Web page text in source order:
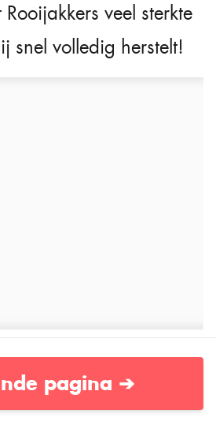
veel sterkte
snel volledig herstelt!
pagina ➔